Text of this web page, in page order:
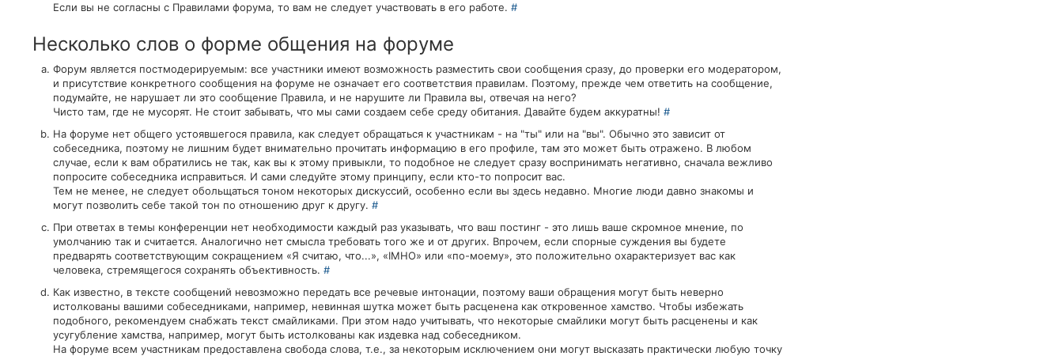
Если вы не согласны с Правилами форума, то вам не следует участвовать в его работе. #
Несколько слов о форме общения на форуме
Форум является постмодерируемым: все участники имеют возможность разместить свои сообщения сразу, до проверки его модератором,
и присутствие конкретного сообщения на форуме не означает его соответствия правилам. Поэтому, прежде чем ответить на сообщение,
подумайте, не нарушает ли это сообщение Правила, и не нарушите ли Правила вы, отвечая на него?
Чисто там, где не мусорят. Не стоит забывать, что мы сами создаем себе среду обитания. Давайте будем аккуратны! #
На форуме нет общего устоявшегося правила, как следует обращаться к участникам - на "ты" или на "вы". Обычно это зависит от
собеседника, поэтому не лишним будет внимательно прочитать информацию в его профиле, там это может быть отражено. В любом
случае, если к вам обратились не так, как вы к этому привыкли, то подобное не следует сразу воспринимать негативно, сначала вежливо
попросите собеседника исправиться. И сами следуйте этому принципу, если кто-то попросит вас.
Тем не менее, не следует обольщаться тоном некоторых дискуссий, особенно если вы здесь недавно. Многие люди давно знакомы и
могут позволить себе такой тон по отношению друг к другу. #
При ответах в темы конференции нет необходимости каждый раз указывать, что ваш постинг - это лишь ваше скромное мнение, по
умолчанию так и считается. Аналогично нет смысла требовать того же и от других. Впрочем, если спорные суждения вы будете
предварять соответствующим сокращением «Я считаю, что...», «IMHO» или «по-моему», это положительно охарактеризует вас как
человека, стремящегося сохранять объективность. #
Как известно, в тексте сообщений невозможно передать все речевые интонации, поэтому ваши обращения могут быть неверно
истолкованы вашими собеседниками, например, невинная шутка может быть расценена как откровенное хамство. Чтобы избежать
подобного, рекомендуем снабжать текст смайликами. При этом надо учитывать, что некоторые смайлики могут быть расценены и как
усугубление хамства, например, могут быть истолкованы как издевка над собеседником.
На форуме всем участникам предоставлена свобода слова, т.е., за некоторым исключением они могут высказать практически любую точку